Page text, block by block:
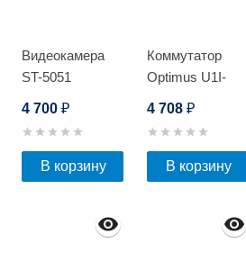
Видеокамера
ST-5051
4 700 ₽
В корзину
Коммутатор
Optimus U1I-
4 708₽
В корзину